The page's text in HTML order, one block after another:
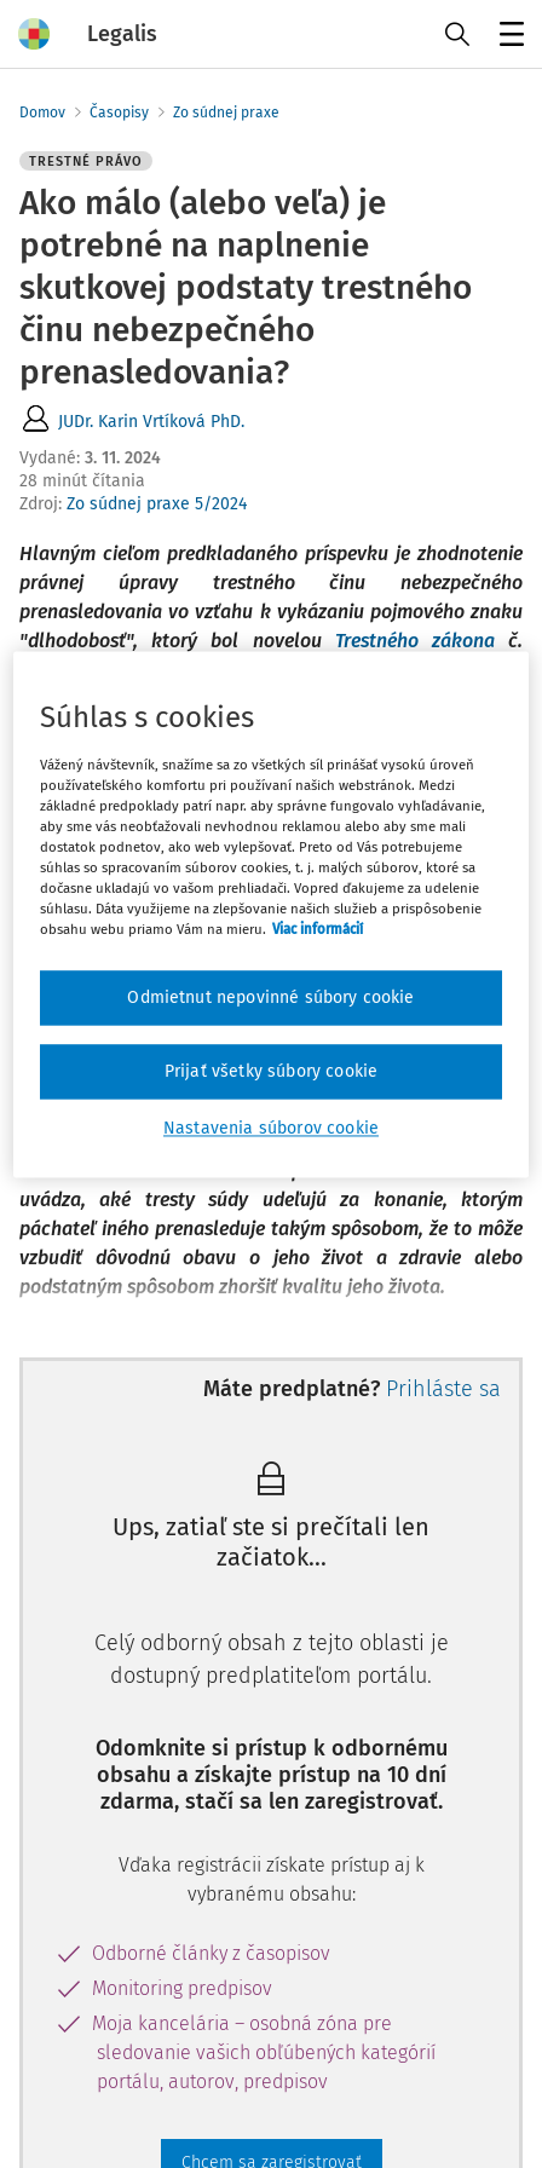
Legalis
Domov Časopisy Zo súdnej praxe
TRESTNÉ PRÁVO
Ako málo (alebo veľa) je
potrebné na naplnenie
skutkovej podstaty trestného
činu nebezpečného
prenasledovania?
JUDr. Karin Vrtíková PhD.
Vydané: 3. 11. 2024
28 minút čítania
Zdroj: Zo súdnej praxe 5/2024
Hlavným cieľom predkladaného príspevku je zhodnotenie
právnej úpravy trestného činu nebezpečného
prenasledovania vo vzťahu k vykázaniu pojmového znaku
"dlhodobosť", ktorý bol novelou Trestného zákonač.
pojmu "dlhodobosť" zo skutkovej podstaty trestného činu
nebezpečného prenasledovanie je vhodným a správnym
krokom na ceste k efektívnejšiemu postihovaniu tohto
trestného činu.
Na dokázanie svojich slov sa autorka rozhodla analyzovať
dosiaľ právoplatné rozhodnutia týkajúce sa nebezpečného
prenasledovania a vymedziť tak, ako sa súdna moc
vysporadúvala s pojmom "dlhodobosť", resp. koľko
minimálne a koľko maximálne muselo protiprávne
konanie trvať, aby bolo klasifikované ako trestný čin
nebezpečného prenasledovania. Autorka na podklade
daných trestných konaní previazaných s trestným činom
konanie jednotliví páchatelia vykonávali a ako dlho
uvádza, aké tresty súdy udeľujú za konanie, ktorým
páchateľ iného prenasleduje takým spôsobom, že to môže
vzbudiť dôvodnú obavu o jeho život a zdravie alebo
podstatným spôsobom zhoršiť kvalitu jeho života.
Úvod
formálne úpravy. Prvá sa týka vypustenia termínu
hrozí páchateľovi takéhoto trestného činu a ktorá sa v
rámci základnej skutkovej podstaty zvýšila z pôvodných
si v tomto smere otázku, či uvedené zmeny napomôžu
precizovaniu danej skutkovej podstaty, a zamýšľame sa
nad faktormi, ktoré viedli zákonodarcu k tejto zmene, ako
a to na základe vzorky dosiaľ rozhodnutých trestných vecí
vo vzťahu k trestnému činu nebezpečného
prenasledovania.
V úvode je ešte potrebné uviesť, že do právneho poriadku
Slovenskej republiky bola skutková podstata trestného
doplnená novelouTrestného zákona
ktorá nadobudla účinnosť 1. septembra 2011, pričom prvý
odsudzujúci rozsudok bol vydaný na Okresnom súde
Galanta 8. augusta 2012, sp. zn. 1 T 123/2012.
Máte predplatné? Prihláste sa
Ups, zatiaľ ste si prečítali len
začiatok...
Celý odborný obsah z tejto oblasti je
dostupný predplatiteľom portálu.
Odomknite si prístup k odbornému
obsahu a získajte prístup na 10 dní
zdarma, stačí sa len zaregistrovať.
Vďaka registrácii získate prístup aj k
vybranému obsahu:
Odborné články z časopisov
Monitoring predpisov
Moja kancelária – osobná zóna pre
sledovanie vašich obľúbených kategórií
portálu, autorov, predpisov
Chcem sa zaregistrovať
Súhlas s cookies
Vážený návštevník, snažíme sa zo všetkých síl prinášať vysokú úroveň
používateľského komfortu pri používaní našich webstránok. Medzi
základné predpoklady patrí napr. aby správne fungovalo vyhľadávanie,
aby sme vás neobťažovali nevhodnou reklamou alebo aby sme mali
dostatok podnetov, ako web vylepšovať. Preto od Vás potrebujeme
súhlas so spracovaním súborov cookies, t. j. malých súborov, ktoré sa
dočasne ukladajú vo vašom prehliadači. Vopred ďakujeme za udelenie
súhlasu. Dáta využijeme na zlepšovanie našich služieb a prispôsobenie
obsahu webu priamo Vám na mieru. Viac informácií
Nastavenia súborov cookie
Odmietnut nepovinné súbory cookie
Prijať všetky súbory cookie